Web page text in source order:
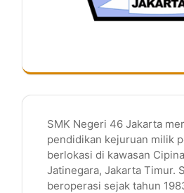
SMK Negeri 46 Jakarta
pendidikan kejuruan milik
berlokasi di kawasan
Jatinegara, Jakarta Timur.
beroperasi sejak tahun